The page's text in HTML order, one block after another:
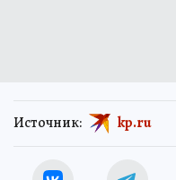
Источник: kp.ru